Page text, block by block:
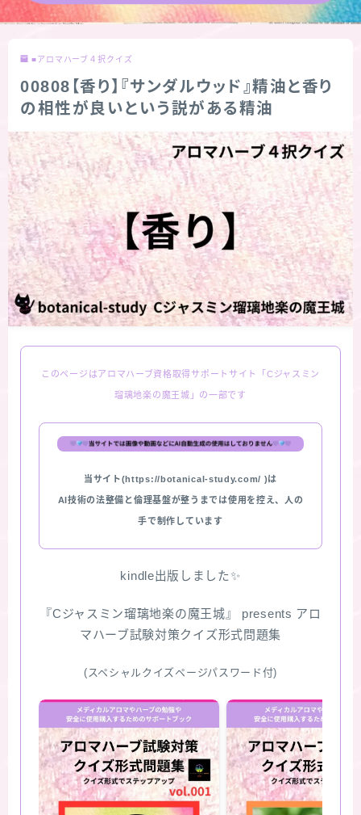
★スペシャルアロマハーブ４択クイズ (kindle出
お問い合わせ
サイトマップ
■アロマハーブ４択クイズ
00808【香り】『サンダルウッド』精油と香り
の相性が良いという説がある精油
このページはアロマハーブ資格取得サポートサイト「Cジャスミン
瑠璃地楽の魔王城」の一部です
当サイト(https://botanical-study.com/ )は
AI技術の法整備と倫理基盤が整うまでは使用を控え、人の
手で制作しています
kindle出版しました✨
『Cジャスミン瑠璃地楽の魔王城』 presents アロ
マハーブ試験対策クイズ形式問題集
(スペシャルクイズページパスワード付)